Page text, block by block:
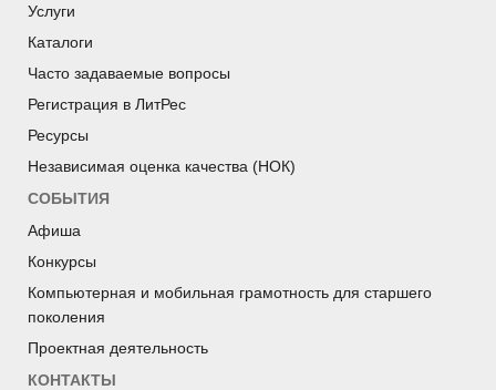
Услуги
Каталоги
Часто задаваемые вопросы
Регистрация в ЛитРес
Ресурсы
Независимая оценка качества (НОК)
СОБЫТИЯ
Афиша
Конкурсы
Компьютерная и мобильная грамотность для старшего
поколения
Проектная деятельность
КОНТАКТЫ